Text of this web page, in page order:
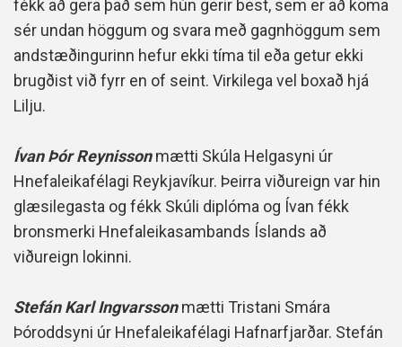
fékk að gera það sem hún gerir best, sem er að koma
sér undan höggum og svara með gagnhöggum sem
andstæðingurinn hefur ekki tíma til eða getur ekki
brugðist við fyrr en of seint. Virkilega vel boxað hjá
Lilju.
Ívan Þór Reynissonmætti Skúla Helgasyni úr
Hnefaleikafélagi Reykjavíkur. Þeirra viðureign var hin
glæsilegasta og fékk Skúli diplóma og Ívan fékk
bronsmerki Hnefaleikasambands Íslands að
viðureign lokinni.
Stefán Karl Ingvarssonmætti Tristani Smára
Þóroddsyni úr Hnefaleikafélagi Hafnarfjarðar. Stefán